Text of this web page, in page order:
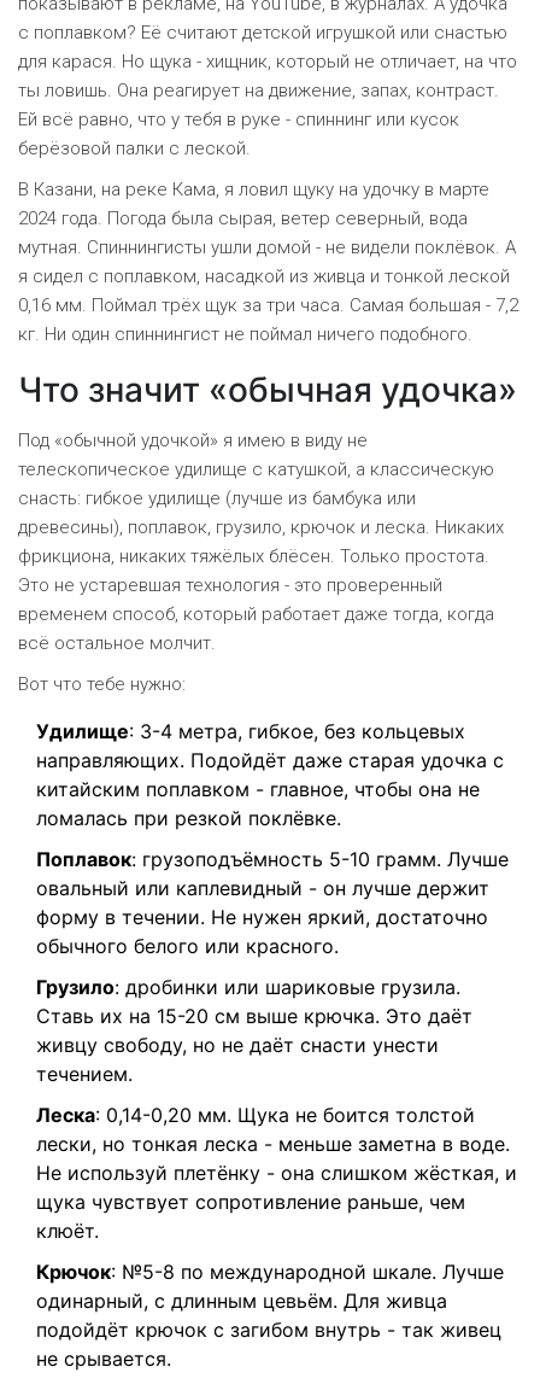
с поплавком? Её считают детской игрушкой или снастью
для карася. Но щука - хищник, который не отличает, на что
ты ловишь. Она реагирует на движение, запах, контраст.
Ей всё равно, что у тебя в руке - спиннинг или кусок
берёзовой палки с леской.
В Казани, на реке Кама, я ловил щуку на удочку в марте
2024 года. Погода была сырая, ветер северный, вода
мутная. Спиннингисты ушли домой - не видели поклёвок. А
я сидел с поплавком, насадкой из живца и тонкой леской
0,16 мм. Поймал трёх щук за три часа. Самая большая - 7,2
кг. Ни один спиннингист не поймал ничего подобного.
Что значит «обычная удочка»
Под «обычной удочкой» я имею в виду не
телескопическое удилище с катушкой, а классическую
снасть: гибкое удилище (лучше из бамбука или
древесины), поплавок, грузило, крючок и леска. Никаких
фрикциона, никаких тяжёлых блёсен. Только простота.
Это не устаревшая технология - это проверенный
временем способ, который работает даже тогда, когда
всё остальное молчит.
Вот что тебе нужно:
Удилище: 3-4 метра, гибкое, без кольцевых
направляющих. Подойдёт даже старая удочка с
китайским поплавком - главное, чтобы она не
ломалась при резкой поклёвке.
Поплавок: грузоподъёмность 5-10 грамм. Лучше
овальный или каплевидный - он лучше держит
форму в течении. Не нужен яркий, достаточно
обычного белого или красного.
Грузило: дробинки или шариковые грузила.
Ставь их на 15-20 см выше крючка. Это даёт
живцу свободу, но не даёт снасти унести
течением.
Леска: 0,14-0,20 мм. Щука не боится толстой
лески, но тонкая леска - меньше заметна в воде.
Не используй плетёнку - она слишком жёсткая, и
щука чувствует сопротивление раньше, чем
клюёт.
Крючок: №5-8 по международной шкале. Лучше
одинарный, с длинным цевьём. Для живца
подойдёт крючок с загибом внутрь - так живец
не срывается.